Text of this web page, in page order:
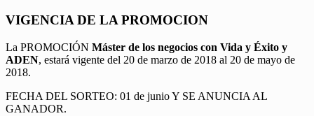
VIGENCIA DE LA PROMOCION
La PROMOCIÓN Máster de los negocios con Vida y Éxito y
ADEN, estará vigente del 20 de marzo de 2018 al 20 de mayo de
2018.
FECHA DEL SORTEO: 01 de junio Y SE ANUNCIA AL
GANADOR.